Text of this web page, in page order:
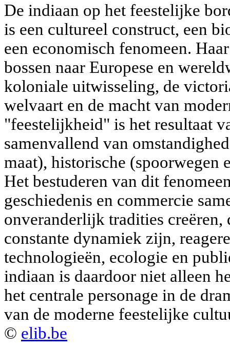
De indiaan op het feestelijke
is een cultureel construct, een
een economisch fenomeen.
bossen naar Europese en
koloniale uitwisseling, de
welvaart en de macht van
"feestelijkheid" is het resultaat
samenvallend van
maat), historische (spoorwegen
Het bestuderen van dit
geschiedenis en commercie
onveranderlijk tradities
constante dynamiek zijn,
technologieën, ecologie en
indiaan is daardoor niet alleen
het centrale personage in de
van de moderne feestelijke
© elib.be